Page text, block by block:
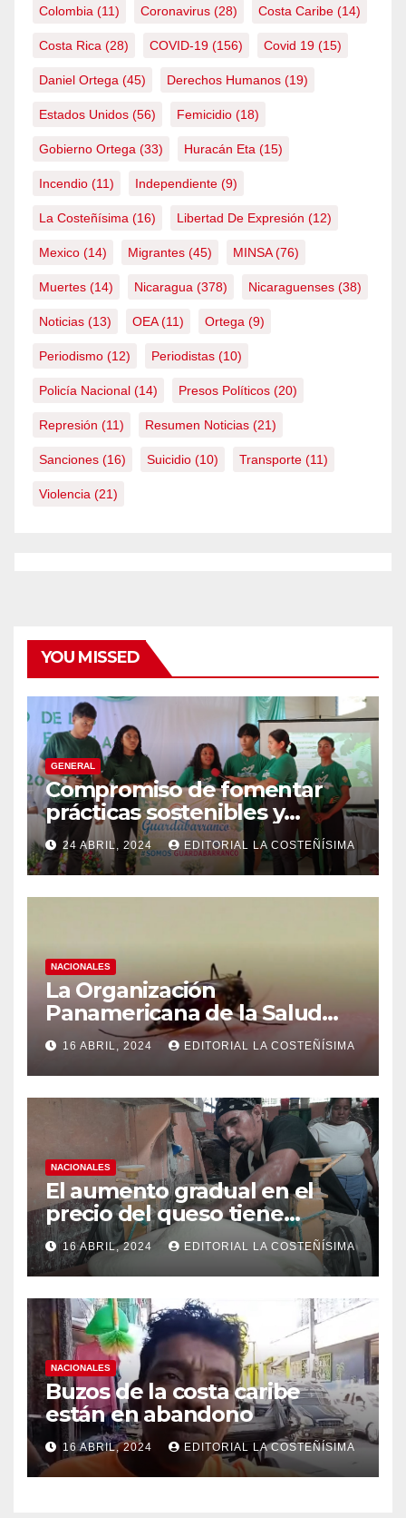
Colombia (11) Coronavirus (28) Costa Caribe (14)
Costa Rica (28) COVID-19 (156) Covid 19 (15)
Daniel Ortega (45) Derechos Humanos (19)
Estados Unidos (56) Femicidio (18)
Gobierno Ortega (33) Huracán Eta (15)
Incendio (11) Independiente (9)
La Costeñísima (16) Libertad De Expresión (12)
Mexico (14) Migrantes (45) MINSA(76)
Muertes (14) Nicaragua (378) Nicaraguenses (38)
Noticias (13) OEA(11) Ortega (9)
Periodismo (12) Periodistas (10)
Policía Nacional (14) Presos Políticos (20)
Represión (11) Resumen Noticias (21)
Sanciones (16) Suicidio (10) Transporte (11)
Violencia (21)
YOU MISSED
GENERAL
Compromiso de fomentar
prácticas sostenibles y
conciencia ecológica en las
instituciones educativas
24 ABRIL, 2024 EDITORIAL LA COSTEÑÍSIMA
NACIONALES
La Organización
Panamericana de la Salud
(OPS), recomienda reforzar
medidas ante el aumento de
casos de dengue
16 ABRIL, 2024 EDITORIAL LA COSTEÑÍSIMA
NACIONALES
El aumento gradual en el
precio del queso tiene
efectos a las Panaderias
16 ABRIL, 2024 EDITORIAL LA COSTEÑÍSIMA
NACIONALES
Buzos de la costa caribe
están en abandono
16 ABRIL, 2024 EDITORIAL LA COSTEÑÍSIMA